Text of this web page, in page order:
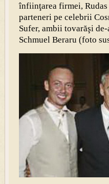
înfiinţarea firmei,
parteneri pe celebrii
Sufer, ambii tovarăşi
Schmuel Beraru (foto